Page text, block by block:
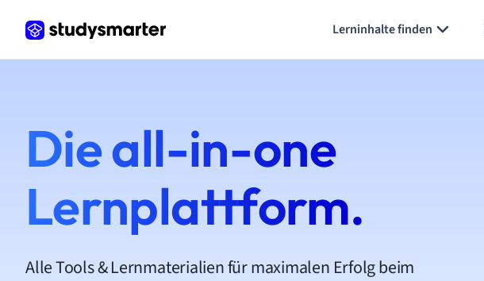
Lerninhalte finden
Die all-in-one
Lernplattform.
Alle Tools & Lernmaterialien für maximalen Erfolg beim